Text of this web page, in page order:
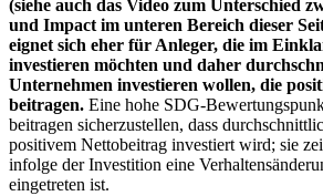
(siehe auch das Video zum Unterschied
und Impact im unteren Bereich dieser
eignet sich eher für Anleger, die im
investieren möchten und daher
Unternehmen investieren wollen, die
beitragen. Eine hohe SDG-
beitragen sicherzustellen, dass
positivem Nettobeitrag investiert wird; sie
infolge der Investition eine
eingetreten ist.